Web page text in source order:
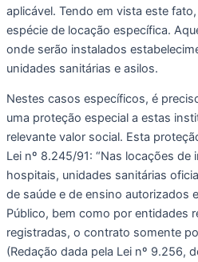
aplicável. Tendo em vista este
espécie de locação específica.
onde serão instalados
unidades sanitárias e asilos.
Nestes casos específicos, é
uma proteção especial a estas
relevante valor social. Esta
Lei nº 8.245/91: “Nas locações de
hospitais, unidades sanitárias
de saúde e de ensino autorizados
Público, bem como por entidades
registradas, o contrato somente
(Redação dada pela Lei nº 9.256,